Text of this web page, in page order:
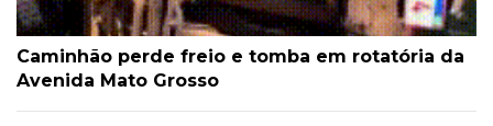
Caminhão perde freio e tomba em rotatória da
Avenida Mato Grosso